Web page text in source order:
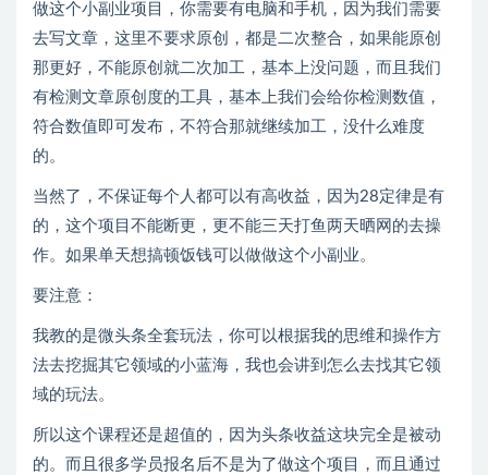
做这个小副业项目，你需要有电脑和手机，因为我们需要
去写文章，这里不要求原创，都是二次整合，如果能原创
那更好，不能原创就二次加工，基本上没问题，而且我们
有检测文章原创度的工具，基本上我们会给你检测数值，
符合数值即可发布，不符合那就继续加工，没什么难度
的。
当然了，不保证每个人都可以有高收益，因为28定律是有
的，这个项目不能断更，更不能三天打鱼两天晒网的去操
作。如果单天想搞顿饭钱可以做做这个小副业。
要注意：
我教的是微头条全套玩法，你可以根据我的思维和操作方
法去挖掘其它领域的小蓝海，我也会讲到怎么去找其它领
域的玩法。
所以这个课程还是超值的，因为头条收益这块完全是被动
的。而且很多学员报名后不是为了做这个项目，而且通过